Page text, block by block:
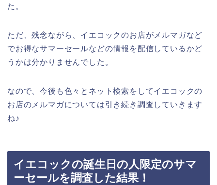
た。
ただ、残念ながら、イエコックのお店がメルマガなど
でお得なサマーセールなどの情報を配信しているかど
うかは分かりませんでした。
なので、今後も色々とネット検索をしてイエコックの
お店のメルマガについては引き続き調査していきます
ね♪
イエコックの誕生日の人限定のサマ
ーセールを調査した結果！